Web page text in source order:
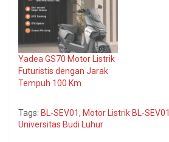
Yadea GS70 Motor Listrik
Futuristis dengan Jarak
Tempuh 100 Km
Tags: BL-SEV01, Motor Listrik BL-SEV01
Universitas Budi Luhur